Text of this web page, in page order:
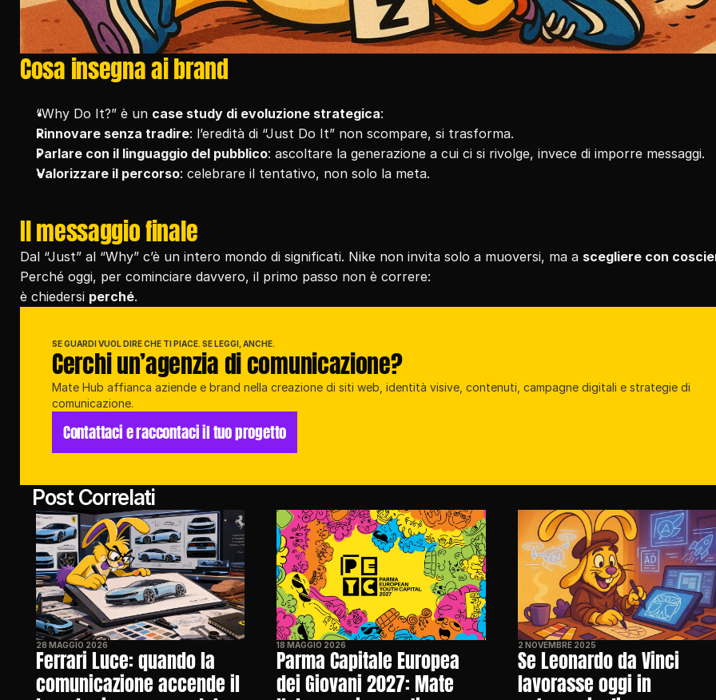
Cosa insegna ai brand
“Why Do It?” è un case study di evoluzione strategica:
Rinnovare senza tradire: l’eredità di “Just Do It” non scompare, si trasforma.
Parlare con il linguaggio del pubblico: ascoltare la generazione a cui ci si rivolge, invece di imporre messaggi.
Valorizzare il percorso: celebrare il tentativo, non solo la meta.
Il messaggio finale
Dal “Just” al “Why” c’è un intero mondo di significati. Nike non invita solo a muoversi, ma a scegliere con
Perché oggi, per cominciare davvero, il primo passo non è correre:
è chiedersi perché.
SE GUARDI VUOL DIRE CHE TI PIACE. SE LEGGI, ANCHE.
Cerchi un’agenzia di comunicazione?
Mate Hub affianca aziende e brand nella creazione di siti web, identità visive, contenuti, campagne digitali e strategie di
comunicazione.
Contattaci e raccontaci il tuo progetto
Post Correlati
28 MAGGIO 2026
Ferrari Luce: quando la
comunicazione accende il
18 MAGGIO 2026
Parma Capitale Europea
dei Giovani 2027: Mate
2 NOVEMBRE 2025
Se Leonardo da Vinci
lavorasse oggi in